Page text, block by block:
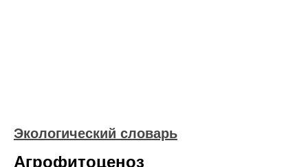
Экологический словарь
Агрофитоценоз